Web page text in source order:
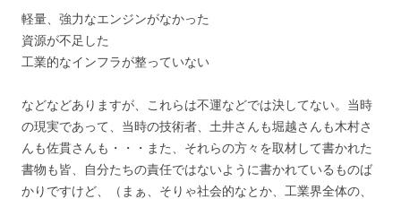
軽量、強力なエンジンがなかった
資源が不足した
工業的なインフラが整っていない
などなどありますが、これらは不運などでは決してない。当時
の現実であって、当時の技術者、土井さんも堀越さんも木村さ
んも佐貫さんも・・・また、それらの方々を取材して書かれた
書物も皆、自分たちの責任ではないように書かれているものば
かりですけど、（まぁ、そりゃ社会的なとか、工業界全体の、